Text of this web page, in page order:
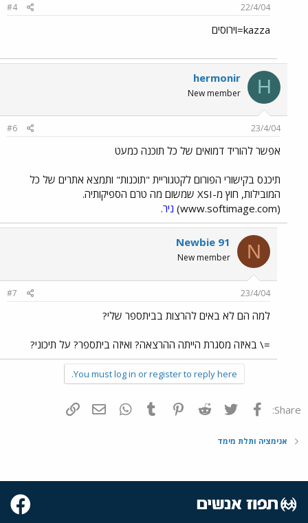
22/4/04
#4
kazza=וירוסים
H
hermonir
New member
23/4/04
#6
אפשר להוריד דמואים של כל תוכנה כמעט
תיכנס בקישורי הפורום לקטגוריית "תוכנות" ותמצא אתרים של כל
המובילות, חוץ מ-XSI שמשום מה טרם הספיקותיה.
(www.softimage.com)
ניר.
N
Newbie 91
New member
23/4/04
#7
למה הם לא באים להרצות בביתספר שלי?
=\ באיזה מסגרת הייתה ההרצאה? ואיזה ביתספר? על תיכוני?
You must log in or register to reply here.
Share: פייסבוק Twitter
Reddit
Pinterest
Tumblr
WhatsAppדואר אלקטרוני
אנימציה ותלת מימד